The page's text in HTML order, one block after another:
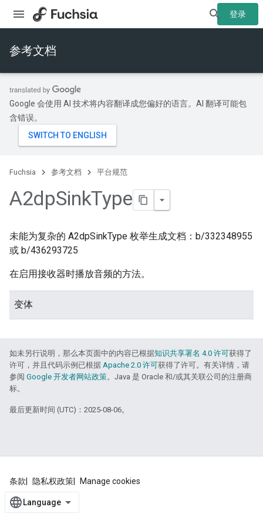
登录
参考文档
Google 会使用 AI 技术将内容翻译成您偏好的语言。AI 翻译可能包
含错误。
Fuchsia 参考文档 平台规范
A2dpSinkType
未能为复杂的 A2dpSinkType 枚举生成文档：b/332348955
或 b/436293725
在启用接收器时播放音频的方法。
变体
如未另行说明，那么本页面中的内容已根据知识共享署名 4.0 许可获得了
许可，并且代码示例已根据 Apache 2.0 许可获得了许可。有关详情，请
参阅 Google 开发者网站政策。Java 是 Oracle 和/或其关联公司的注册商
标。
最后更新时间 (UTC)：2025-08-06。
条款 隐私权政策 Manage cookies